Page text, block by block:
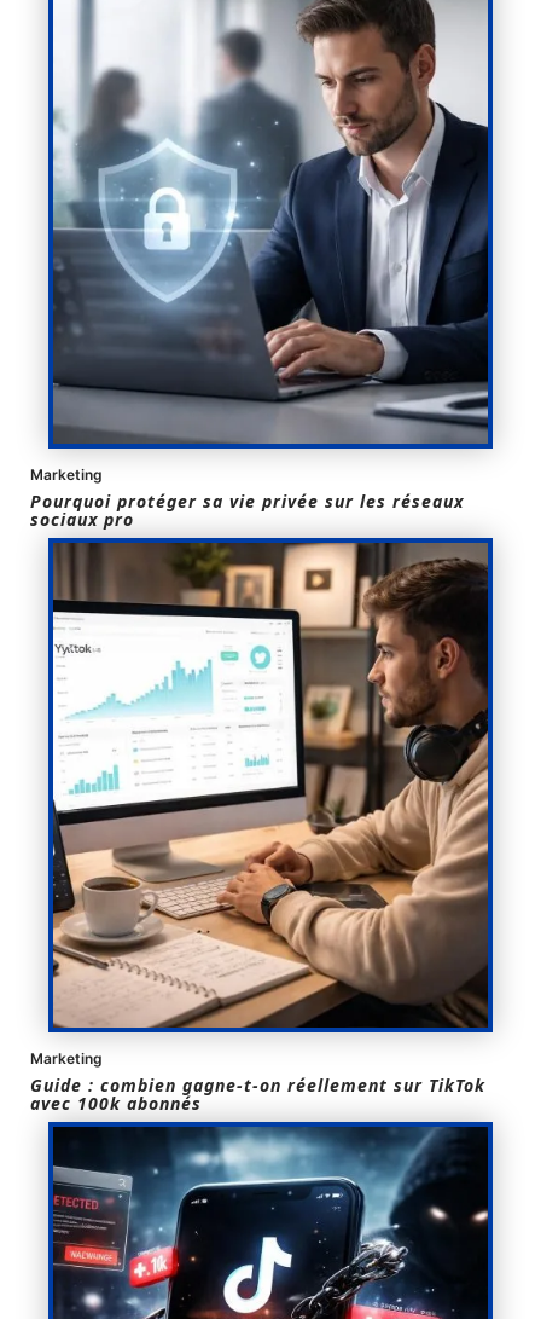
Marketing
Pourquoi protéger sa vie privée sur les réseaux
sociaux pro
Marketing
Guide : combien gagne-t-on réellement sur TikTok
avec 100k abonnés